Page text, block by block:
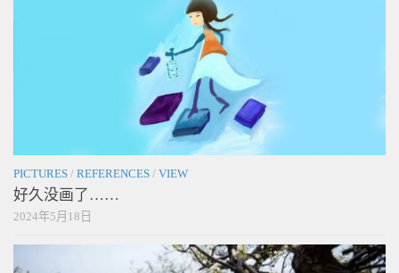
PICTURES / REFERENCES / VIEW
好久没画了……
2024年5月18日